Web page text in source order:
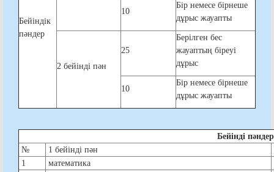
Бейіндік
пәндер
10
Бір немесе бірнеше
дұрыс жауапты
2 бейінді пән
25
Берілген бес
жауаптың біреуі
дұрыс
10
Бір немесе бірнеше
дұрыс жауапты
Бейінді
№
1 бейінді пән
1
математика